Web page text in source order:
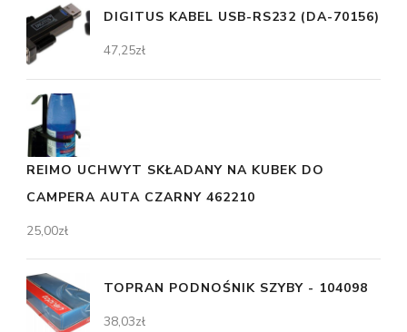
DIGITUS KABEL USB-RS232 (DA-70156)
47,25zł
REIMO UCHWYT SKŁADANY NA KUBEK DO
CAMPERA AUTA CZARNY 462210
25,00zł
TOPRAN PODNOŚNIK SZYBY - 104098
38,03zł